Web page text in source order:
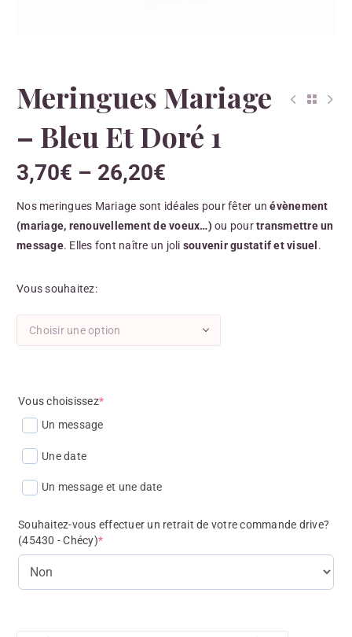
Meringues Mariage
– Bleu Et Doré 1
3,70€ – 26,20€
Nos meringues Mariage sont idéales pour fêter unévènement
(mariage, renouvellement de voeux…)ou pourtransmettre un
message. Elles font naître un joli souvenir gustatif et visuel .
Vous souhaitez
Choisir une option
Vous choisissez*
Un message
Une date
Un message et une date
Souhaitez-vous effectuer un retrait de votre commande drive?
(45430 - Chécy)*